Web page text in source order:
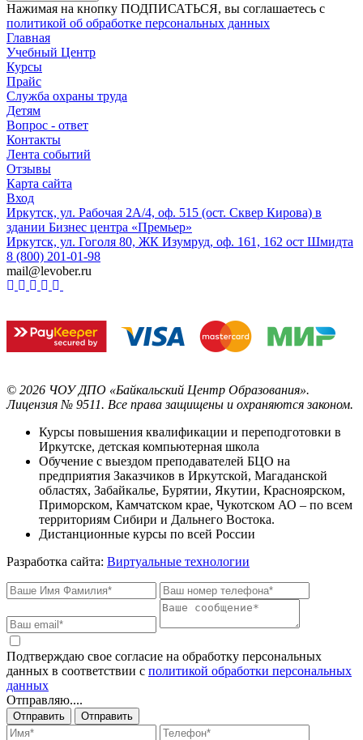
Нажимая на кнопку ПОДПИСАТЬСЯ, вы соглашаетесь с
политикой об обработке персональных данных
Главная
Учебный Центр
Курсы
Прайс
Служба охраны труда
Детям
Вопрос - ответ
Контакты
Лента событий
Отзывы
Карта сайта
Вход
Иркутск, ул. Рабочая 2А/4, оф. 515 (ост. Сквер Кирова) в
здании Бизнес центра «Премьер»
Иркутск, ул. Гоголя 80, ЖК Изумруд, оф. 161, 162 ост Шмидта
8 (800) 201-01-98
mail@levober.ru
© 2026 ЧОУ ДПО «Байкальский Центр Образования».
Лицензия № 9511. Все права защищены и охраняются законом.
Курсы повышения квалификации и переподготовки в
Иркутске, детская компьютерная школа
Обучение с выездом преподавателей БЦО на
предприятия Заказчиков в Иркутской, Магаданской
областях, Забайкалье, Бурятии, Якутии, Красноярском,
Приморском, Камчатском крае, Чукотском АО – по всем
территориям Сибири и Дальнего Востока.
Дистанционные курсы по всей России
Разработка сайта: Виртуальные технологии
Подтверждаю свое согласие на обработку персональных
данных в соответствии с политикой обработки персональных
данных
Отправляю....
Отправить Отправить